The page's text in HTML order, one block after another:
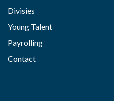
Divisies
Young Talent
Payrolling
Contact